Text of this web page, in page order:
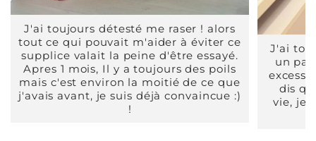
J'ai toujours détesté me raser ! alors
tout ce qui pouvait m'aider à éviter ce
supplice valait la peine d'être essayé.
Apres 1 mois, Il y a toujours des poils
mais c'est environ la moitié de ce que
j'avais avant, je suis déjà convaincue :)
!
J'ai
un
dis
vie, je